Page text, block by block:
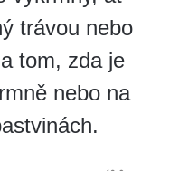
trávou nebo
tom, zda je
nebo na